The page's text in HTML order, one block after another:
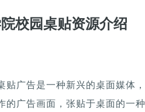
校园桌贴资源介绍
广告是一种新兴的桌面媒体，
的广告画面，张贴于桌面的一种